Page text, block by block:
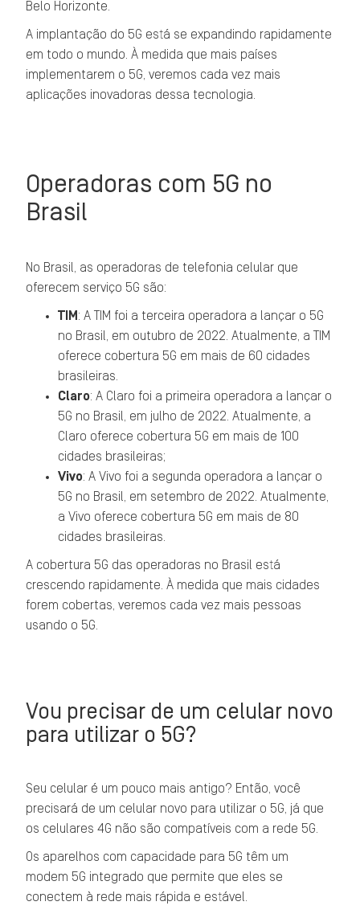
Belo Horizonte.
A implantação do 5G está se expandindo rapidamente
em todo o mundo. À medida que mais países
implementarem o 5G, veremos cada vez mais
aplicações inovadoras dessa tecnologia.
Operadoras com 5G no
Brasil
No Brasil, as operadoras de telefonia celular que
oferecem serviço 5G são:
TIM : A TIM foi a terceira operadora a lançar o 5G
no Brasil, em outubro de 2022. Atualmente, a TIM
oferece cobertura 5G em mais de 60 cidades
brasileiras.
Claro: A Claro foi a primeira operadora a lançar o
5G no Brasil, em julho de 2022. Atualmente, a
Claro oferece cobertura 5G em mais de 100
cidades brasileiras;
Vivo: A Vivo foi a segunda operadora a lançar o
5G no Brasil, em setembro de 2022. Atualmente,
a Vivo oferece cobertura 5G em mais de 80
cidades brasileiras.
A cobertura 5G das operadoras no Brasil está
crescendo rapidamente. À medida que mais cidades
forem cobertas, veremos cada vez mais pessoas
usando o 5G.
Vou precisar de um celular novo
para utilizar o 5G?
Seu celular é um pouco mais antigo? Então, você
precisará de um celular novo para utilizar o 5G, já que
os celulares 4G não são compatíveis com a rede 5G.
Os aparelhos com capacidade para 5G têm um
modem 5G integrado que permite que eles se
conectem à rede mais rápida e estável.